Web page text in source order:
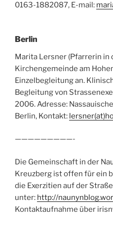
0163-1882087, E-mail:
Berlin
Marita Lersner (Pfarrerin in
Kirchengemeinde am
Einzelbegleitung an.
Begleitung von
2006. Adresse:
Berlin, Kontakt:
—————————-
Die Gemeinschaft in der
Kreuzberg ist offen für ein
die Exerzitien auf der
unter: http://
Kontaktaufnahme über